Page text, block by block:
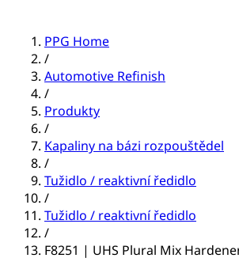
PPG Home
/
Automotive Refinish
/
Produkty
/
Kapaliny na bázi rozpouštědel
/
Tužidlo / reaktivní ředidlo
/
Tužidlo / reaktivní ředidlo
/
F8251 | UHS Plural Mix